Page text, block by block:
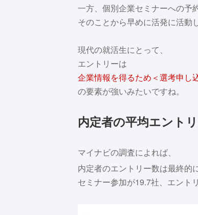
一方、個別企業セミナーへの予
そのことから早めに活発に活動
現代の就活生にとって、
エントリーは
企業情報を得るため＜選考申し
の要素が強いみたいですね。
内定者の平均エント
マイナビの調査によれば、
内定者のエントリー数は最終的
セミナー参加が19.7社、エント